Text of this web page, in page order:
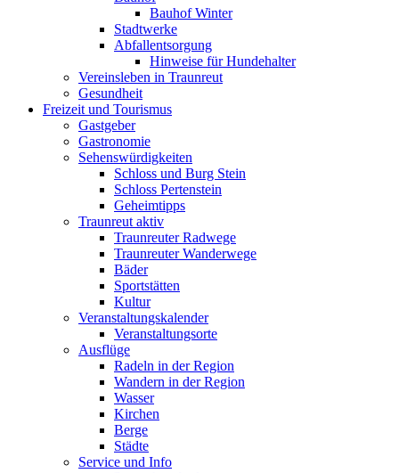
Bauhof Winter
Stadtwerke
Abfallentsorgung
Hinweise für Hundehalter
Vereinsleben in Traunreut
Gesundheit
Freizeit und Tourismus
Gastgeber
Gastronomie
Sehenswürdigkeiten
Schloss und Burg Stein
Schloss Pertenstein
Geheimtipps
Traunreut aktiv
Traunreuter Radwege
Traunreuter Wanderwege
Bäder
Sportstätten
Kultur
Veranstaltungskalender
Veranstaltungsorte
Ausflüge
Radeln in der Region
Wandern in der Region
Wasser
Kirchen
Berge
Städte
Service und Info